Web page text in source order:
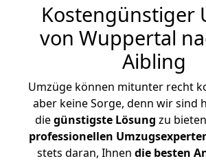
Kostengünstiger
von Wuppertal
Aibling
Umzüge können mitunter recht
aber keine Sorge, denn wir sind
diegünstigste Lösung zu
professionellen
stets daran, Ihnen die besten